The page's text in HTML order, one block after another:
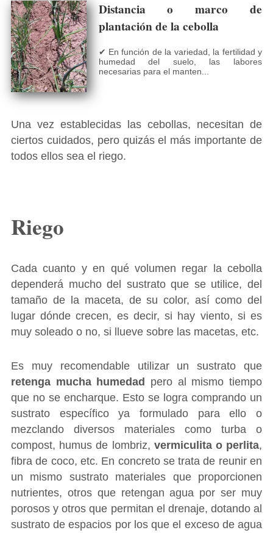
Distancia o marco de
plantación de la cebolla
✔ En función de la variedad, la fertilidad y
humedad del suelo, las labores
necesarias para el manten...
Una vez establecidas las cebollas, necesitan de
ciertos cuidados, pero quizás el más importante de
todos ellos sea el riego.
Riego
Cada cuanto y en qué volumen regar la cebolla
dependerá mucho del sustrato que se utilice, del
tamaño de la maceta, de su color, así como del
lugar dónde crecen, es decir, si hay viento, si es
muy soleado o no, si llueve sobre las macetas, etc.
Es muy recomendable utilizar un sustrato que
retenga mucha humedad pero al mismo tiempo
que no se encharque. Esto se logra comprando un
sustrato específico ya formulado para ello o
mezclando diversos materiales como turba o
compost, humus de lombriz, vermiculita o perlita,
fibra de coco, etc. En concreto se trata de reunir en
un mismo sustrato materiales que proporcionen
nutrientes, otros que retengan agua por ser muy
porosos y otros que permitan el drenaje, dotando al
sustrato de espacios por los que el exceso de agua